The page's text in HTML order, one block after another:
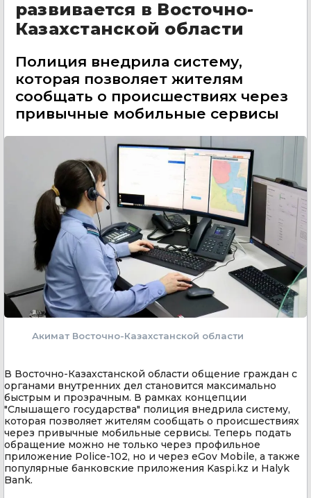
развивается в Восточно-
Казахстанской области
Полиция внедрила систему,
которая позволяет жителям
сообщать о происшествиях через
привычные мобильные сервисы
Акимат Восточно-Казахстанской области
В Восточно-Казахстанской области общение граждан с
органами внутренних дел становится максимально
быстрым и прозрачным. В рамках концепции
"Слышащего государства" полиция внедрила систему,
которая позволяет жителям сообщать о происшествиях
через привычные мобильные сервисы. Теперь подать
обращение можно не только через профильное
приложение Police-102, но и через eGov Mobile, а также
популярные банковские приложения Kaspi.kz и Halyk
Bank.